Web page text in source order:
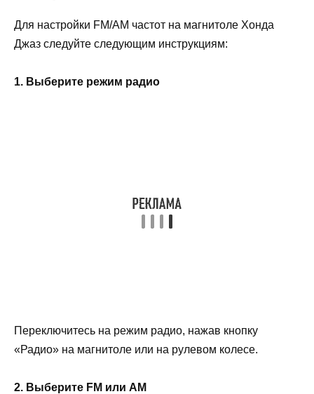
Для настройки FM/AM частот на магнитоле Хонда
Джаз следуйте следующим инструкциям:
1. Выберите режим радио
Переключитесь на режим радио, нажав кнопку
«Радио» на магнитоле или на рулевом колесе.
2. Выберите FM или AM